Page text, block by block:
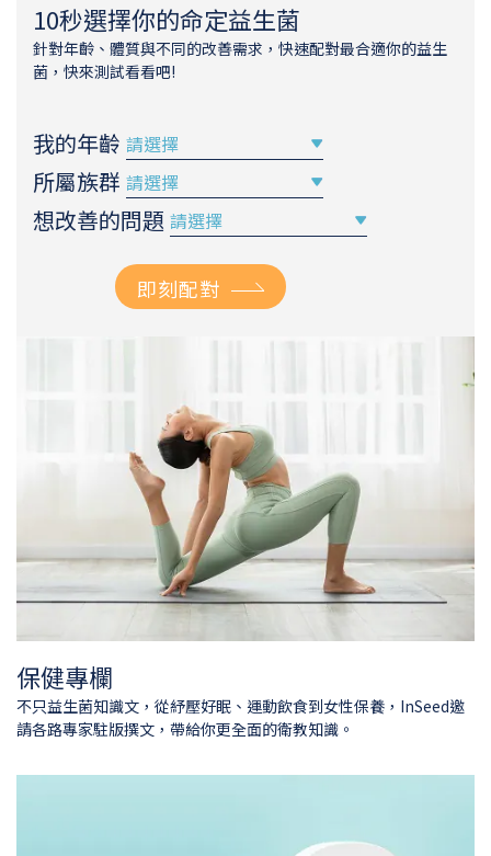
我的年齡
所屬族群
想改善的問題
即刻配對
10秒選擇你的命定益生菌
針對年齡、體質與不同的改善需求，快速配對最合適你的益生
菌，快來測試看看吧!
保健專欄
不只益生菌知識文，從紓壓好眠、運動飲食到女性保養，InSeed邀
請各路專家駐版撰文，帶給你更全面的衛教知識。